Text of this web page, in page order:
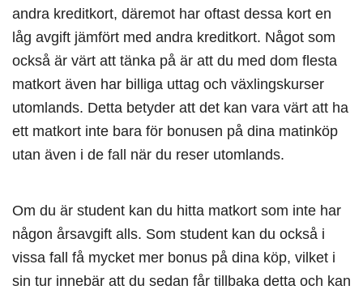
andra kreditkort, däremot har oftast dessa kort en
låg avgift jämfört med andra kreditkort. Något som
också är värt att tänka på är att du med dom flesta
matkort även har billiga uttag och växlingskurser
utomlands. Detta betyder att det kan vara värt att ha
ett matkort inte bara för bonusen på dina matinköp
utan även i de fall när du reser utomlands.
Om du är student kan du hitta matkort som inte har
någon årsavgift alls. Som student kan du också i
vissa fall få mycket mer bonus på dina köp, vilket i
sin tur innebär att du sedan får tillbaka detta och kan